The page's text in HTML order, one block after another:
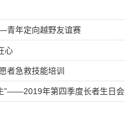
青年定向越野友谊赛
心
者急救技能培训
”——2019年第四季度长者生日会